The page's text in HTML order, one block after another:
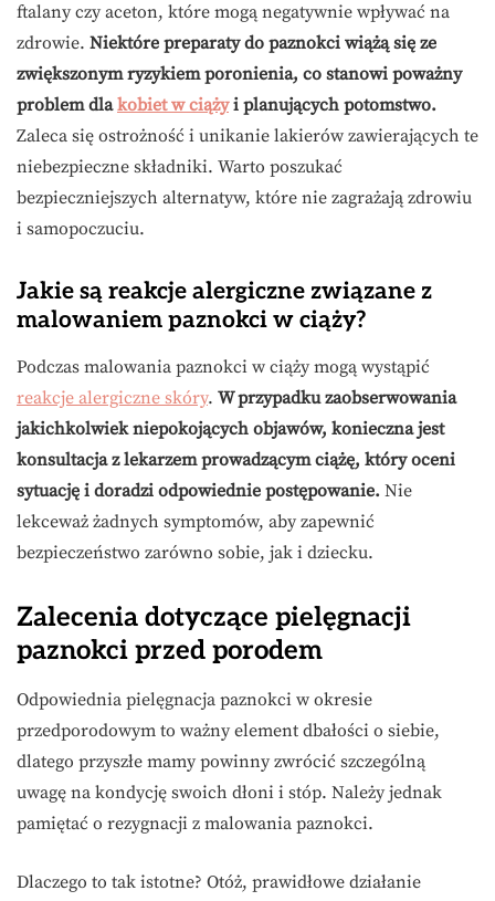
ftalany czy aceton, które mogą negatywnie wpływać na
zdrowie. Niektóre preparaty do paznokci wiążą się ze
zwiększonym ryzykiem poronienia, co stanowi poważny
problem dlakobiet w ciążyi planujących potomstwo.
Zaleca się ostrożność i unikanie lakierów zawierających te
niebezpieczne składniki. Warto poszukać
bezpieczniejszych alternatyw, które nie zagrażają zdrowiu
i samopoczuciu.
Jakie są reakcje alergiczne związane z
malowaniem paznokci w ciąży?
Podczas malowania paznokci w ciąży mogą wystąpić
reakcje alergiczne skóry. W przypadku zaobserwowania
jakichkolwiek niepokojących objawów, konieczna jest
konsultacja z lekarzem prowadzącym ciążę, który oceni
sytuację i doradzi odpowiednie postępowanie. Nie
lekceważ żadnych symptomów, aby zapewnić
bezpieczeństwo zarówno sobie, jak i dziecku.
Zalecenia dotyczące pielęgnacji
paznokci przed porodem
Odpowiednia pielęgnacja paznokci w okresie
przedporodowym to ważny element dbałości o siebie,
dlatego przyszłe mamy powinny zwrócić szczególną
uwagę na kondycję swoich dłoni i stóp. Należy jednak
pamiętać o rezygnacji z malowania paznokci.
Dlaczego to tak istotne? Otóż, prawidłowe działanie